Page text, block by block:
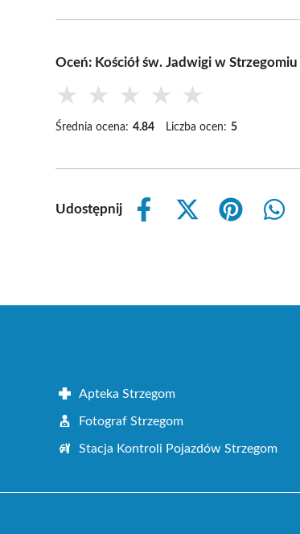
Oceń: Kościół św. Jadwigi w Strzegomiu
★ ★ ★ ★ ★
Średnia ocena: 4.84 Liczba ocen: 5
Udostępnij
Share
Share
Share
Share
Apteka Strzegom
Fotograf Strzegom
Stacja Kontroli Pojazdów Strzegom